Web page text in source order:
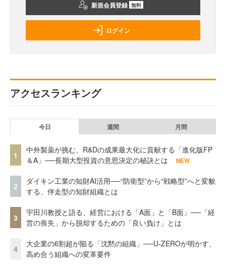
新規会員登録 無料
ログイン
アクセスランキング
今日 週間 月間
1
中外製薬が挑む、R&Dの成果最大化に貢献する「進化版FP
＆A」──長期大型投資の意思決定の秘訣とは
NEW
2
ダイキン工業の知財AI活用──“防衛型”から“戦略型”へと変貌
する、伴走型の知財組織とは
3
宇田川教授と語る、経営における「A面」と「B面」──「経
営の喪失」から脱却するための「良い負け」とは
4
大企業の6割超が陥る「沈黙の組織」──U-ZEROが明かす、
高め合う組織への変革要件